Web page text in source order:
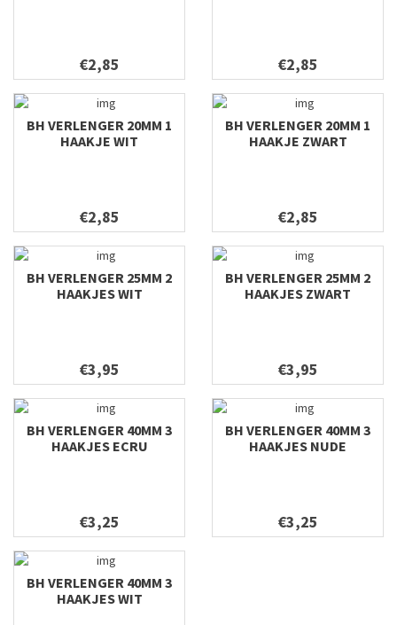
€2,85 €2,85
BH VERLENGER 20MM 1
HAAKJE WIT
€2,85
BH VERLENGER 20MM 1
HAAKJE ZWART
€2,85
BH VERLENGER 25MM 2
HAAKJES WIT
€3,95
BH VERLENGER 25MM 2
HAAKJES ZWART
€3,95
BH VERLENGER 40MM 3
HAAKJES ECRU
€3,25
BH VERLENGER 40MM 3
HAAKJES NUDE
€3,25
BH VERLENGER 40MM 3
HAAKJES WIT